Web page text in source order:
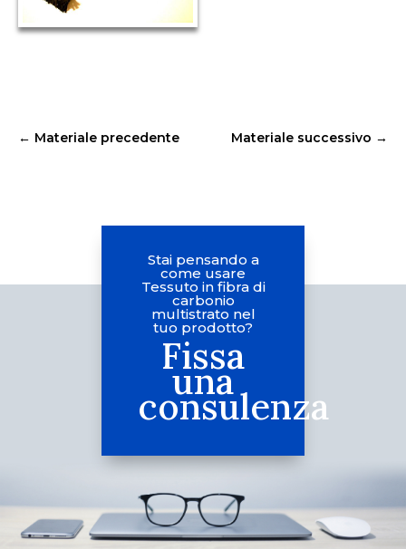
← Materiale precedente Materiale successivo →
Stai pensando a
come usare
Tessuto in fibra di
carbonio
multistrato nel
tuo prodotto?
Fissa
una
consulenza